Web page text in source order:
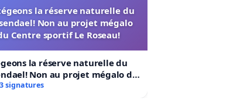
la réserve naturelle du
Non au projet mégalo
Centre sportif Le Roseau!
la réserve naturelle du
Non au projet mégalo du
sportif Le Roseau!
signatures